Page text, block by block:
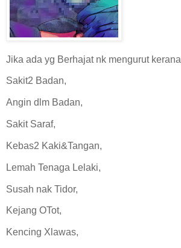
Jika ada yg Berhajat nk mengurut kerana
Sakit2 Badan,
Angin dlm Badan,
Sakit Saraf,
Kebas2 Kaki&Tangan,
Lemah Tenaga Lelaki,
Susah nak Tidor,
Kejang OTot,
Kencing Xlawas,